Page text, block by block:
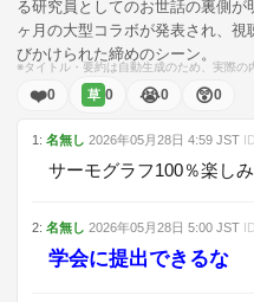
る研究員としてのお世話の裏側
ヶ月の大型コラボが発表され、
びかけられた締めのシーン。
※タイトル・要約は自動生成のため、実際の
❤️0 草 0 😭0 😲0
1 : 名無し 2026年05月28日 4:59 JST
サーモグラフ100％楽しみ
2: 名無し 2026年05月28日 5:00 JST
学会に提出できるな